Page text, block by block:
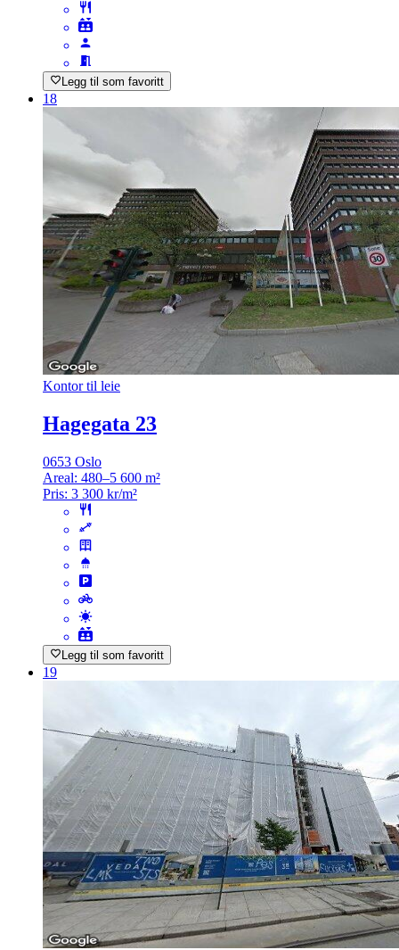
Legg til som favoritt
18
Kontor til leie
Hagegata 23
0653 Oslo
Areal: 480–5 600 m²
Pris: 3 300 kr/m²
Legg til som favoritt
19